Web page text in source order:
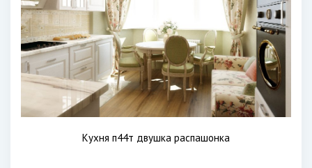
Кухня п44т двушка распашонка